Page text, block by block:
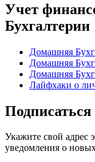
Учет
Бухгалтерии
Домашняя
Домашняя
Домашняя
Лайфхаки о
Подписаться
Укажите свой адрес
уведомления о